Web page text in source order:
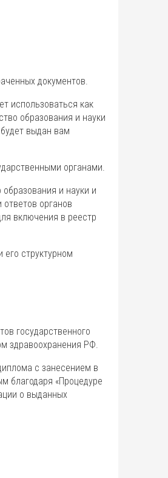
документов.
использоваться как
образования и науки
выдан вам
органами.
и науки и
органов
включения в реестр
структурном
государственного
здравоохранения РФ.
с занесением в
благодаря «Процедуре
о выданных